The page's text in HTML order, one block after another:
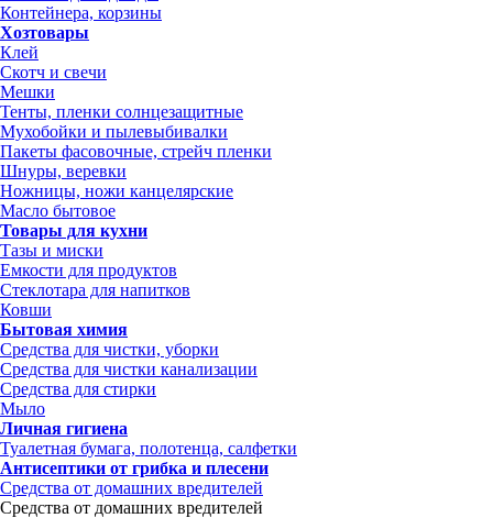
Контейнера, корзины
Хозтовары
Клей
Скотч и свечи
Мешки
Тенты, пленки солнцезащитные
Мухобойки и пылевыбивалки
Пакеты фасовочные, стрейч пленки
Шнуры, веревки
Ножницы, ножи канцелярские
Масло бытовое
Товары для кухни
Тазы и миски
Емкости для продуктов
Стеклотара для напитков
Ковши
Бытовая химия
Средства для чистки, уборки
Средства для чистки канализации
Средства для стирки
Мыло
Личная гигиена
Туалетная бумага, полотенца, салфетки
Антисептики от грибка и плесени
Средства от домашних вредителей
Средства от домашних вредителей